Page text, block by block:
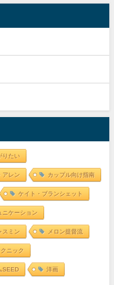
りたい
アレン カップル向け指南
ケイト・ブランシェット
ニケーション
スミン メロン提督流
ニック
SEED 洋画